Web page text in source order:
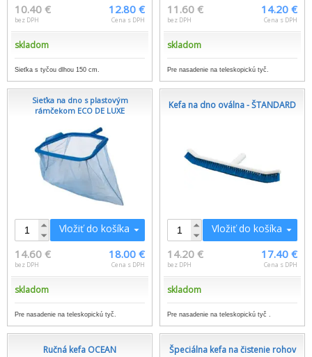
10.40 €
bez DPH
12.80 €
Cena s DPH
skladom
Sieťka s tyčou dlhou 150 cm.
11.60 €
bez DPH
14.20 €
Cena s DPH
skladom
Pre nasadenie na teleskopickú tyč.
Sieťka na dno s plastovým
rámčekom ECO DE LUXE
Vložiť do košíka
14.60 €
bez DPH
18.00 €
Cena s DPH
skladom
Pre nasadenie na teleskopickú tyč.
Kefa na dno oválna - ŠTANDARD
Vložiť do košíka
14.20 €
bez DPH
17.40 €
Cena s DPH
skladom
Pre nasadenie na teleskopickú tyč .
Ručná kefa OCEAN Špeciálna kefa na čistenie rohov